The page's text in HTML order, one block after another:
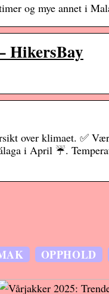
og mye annet i
HikersBay
over klimaet. ✅
i April ☔.
OPPHOLD